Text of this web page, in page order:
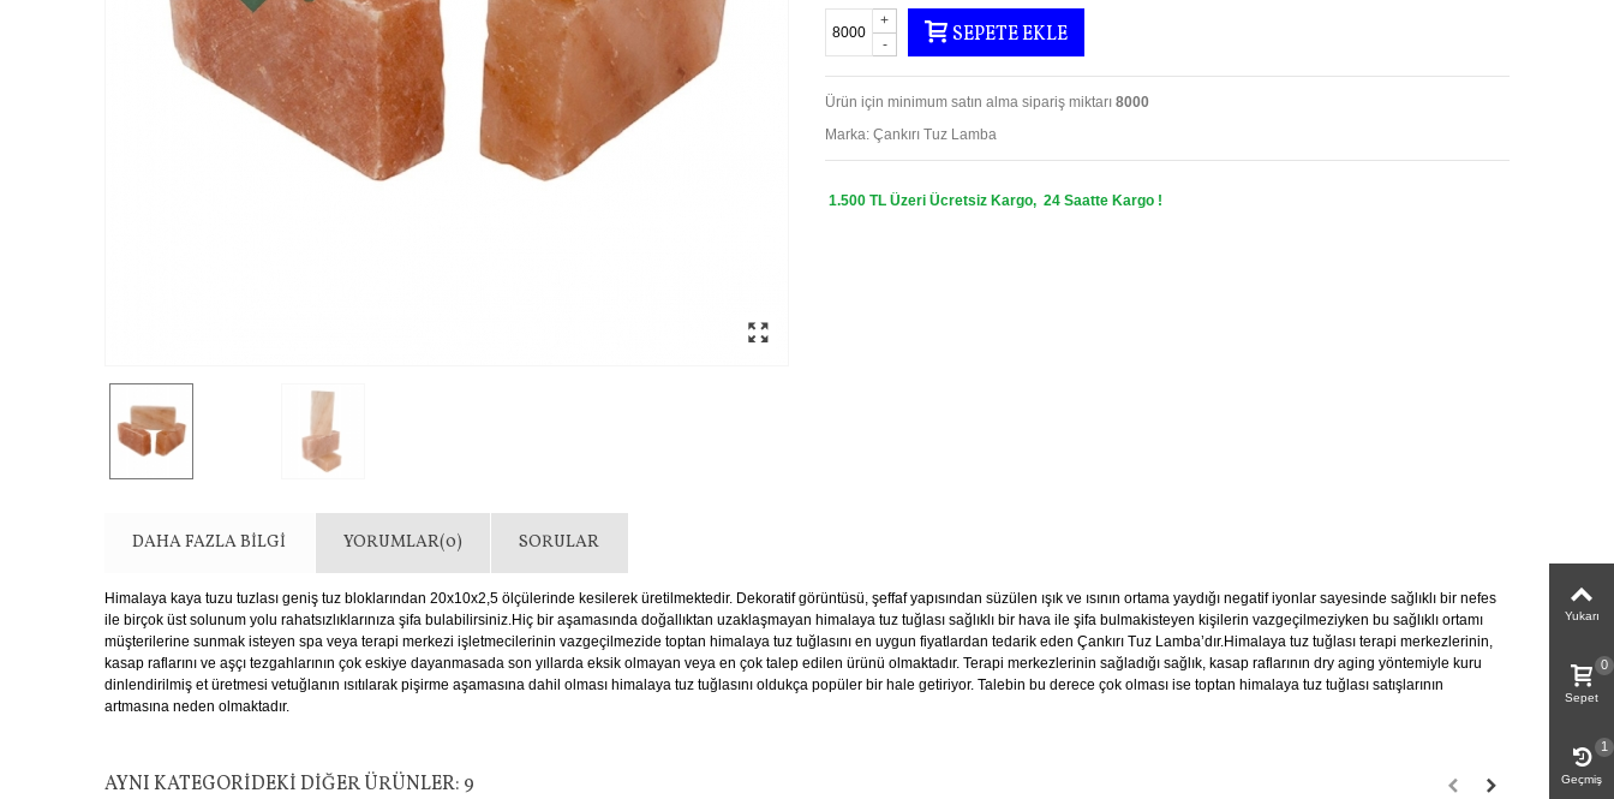
-
+
SEPETE EKLE
Ürün için minimum satın alma sipariş miktarı 8000
Marka: Çankırı Tuz Lamba
1.500 TL Üzeri Ücretsiz Kargo, 24 Saatte Kargo !
DAHA FAZLA BILGI YORUMLAR(0) SORULAR
Himalaya kaya tuzu tuzlası geniş tuz bloklarından 20x10x2,5 ölçülerinde kesilerek üretilmektedir. Dekoratif görüntüsü, şeffaf yapısından süzülen ışık ve ısının ortama yaydığı negatif iyonlar sayesinde sağlıklı bir nefes
ile birçok üst solunum yolu rahatsızlıklarınıza şifa bulabilirsiniz.Hiç bir aşamasında doğallıktan uzaklaşmayan himalaya tuz tuğlası sağlıklı bir hava ile şifa bulmakisteyen kişilerin vazgeçilmeziyken bu sağlıklı ortamı
müşterilerine sunmak isteyen spa veya terapi merkezi işletmecilerinin vazgeçilmezide toptan himalaya tuz tuğlasını en uygun fiyatlardan tedarik eden Çankırı Tuz Lamba’dır.Himalaya tuz tuğlası terapi merkezlerinin,
kasap raflarını ve aşçı tezgahlarının çok eskiye dayanmasada son yıllarda eksik olmayan veya en çok talep edilen ürünü olmaktadır. Terapi merkezlerinin sağladığı sağlık, kasap raflarının dry aging yöntemiyle kuru
dinlendirilmiş et üretmesi vetuğlanın ısıtılarak pişirme aşamasına dahil olması himalaya tuz tuğlasını oldukça popüler bir hale getiriyor. Talebin bu derece çok olması ise toptan himalaya tuz tuğlası satışlarının
artmasına neden olmaktadır.
AYNI KATEGORIDEKI DIĞER ÜRÜNLER: 9
Yukarı
Sepet
0
Geçmiş
1